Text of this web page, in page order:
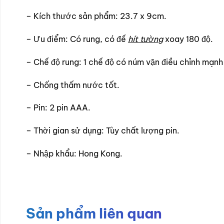
– Kích thước sản phẩm: 23.7 x 9cm.
– Ưu điểm: Có rung, có đế hít tườngxoay 180 độ.
– Chế độ rung: 1 chế độ có núm vặn điều chỉnh
– Chống thấm nước tốt.
– Pin: 2 pin AAA.
– Thời gian sử dụng: Tùy chất lượng pin.
– Nhập khẩu: Hong Kong.
Sản phẩm liên quan